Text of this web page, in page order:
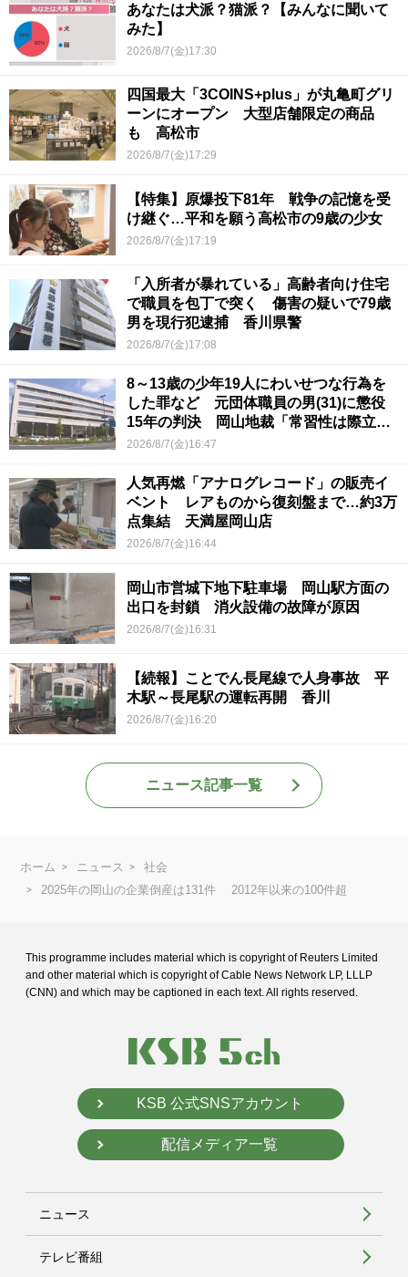
あなたは犬派？猫派？【みんなに聞いて
みた】
2026/8/7(金)17:30
四国最大「3COINS+plus」が丸亀町グリ
ーンにオープン 大型店舗限定の商品
も 高松市
2026/8/7(金)17:29
【特集】原爆投下81年 戦争の記憶を受
け継ぐ…平和を願う高松市の9歳の少女
2026/8/7(金)17:19
「入所者が暴れている」高齢者向け住宅
で職員を包丁で突く 傷害の疑いで79歳
男を現行犯逮捕 香川県警
2026/8/7(金)17:08
8～13歳の少年19人にわいせつな行為を
した罪など 元団体職員の男(31)に懲役
15年の判決 岡山地裁「常習性は際立っ
ていて被害結果も非常に重い」
2026/8/7(金)16:47
人気再燃「アナログレコード」の販売イ
ベント レアものから復刻盤まで…約3万
点集結 天満屋岡山店
2026/8/7(金)16:44
岡山市営城下地下駐車場 岡山駅方面の
出口を封鎖 消火設備の故障が原因
2026/8/7(金)16:31
【続報】ことでん長尾線で人身事故 平
木駅～長尾駅の運転再開 香川
2026/8/7(金)16:20
ニュース記事一覧
ホーム ニュース
社会
2025年の岡山の企業倒産は131件 2012年以来の100件超
This programme includes material which is copyright of Reuters Limited
and other material which is copyright of Cable News Network LP, LLLP
(CNN) and which may be captioned in each text. All rights reserved.
KSB 公式SNSアカウント
配信メディア一覧
ニュース
テレビ番組